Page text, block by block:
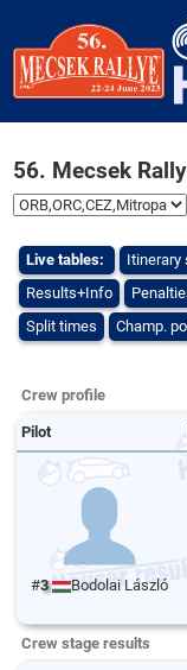
56. Mecsek
Live tables: Itinerary
Results+Info
Split times
Champ.
Crew profile
Pilot
#3 Bodolai László
Crew stage results